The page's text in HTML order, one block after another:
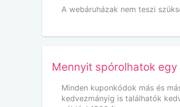
A webáruházak nem teszi
Mennyit spórolhatok
Minden kuponkódok más és
kedvezmányig is találhatók